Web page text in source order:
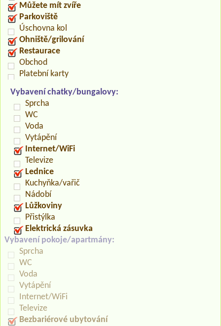
Můžete mít zvíře
Parkoviště
Úschovna kol
Ohniště/grilování
Restaurace
Obchod
Platební karty
Vybavení chatky/bungalovy:
Sprcha
WC
Voda
Vytápění
Internet/WiFi
Televize
Lednice
Kuchyňka/vařič
Nádobí
Lůžkoviny
Přistýlka
Elektrická zásuvka
Vybavení pokoje/apartmány:
Sprcha
WC
Voda
Vytápění
Internet/WiFi
Televize
Bezbariérové ubytování